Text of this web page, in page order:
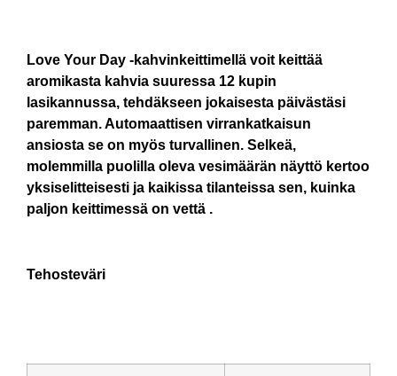
Love Your Day -kahvinkeittimellä voit keittää
aromikasta kahvia suuressa 12 kupin
lasikannussa, tehdäkseen jokaisesta päivästäsi
paremman. Automaattisen virrankatkaisun
ansiosta se on myös turvallinen. Selkeä,
molemmilla puolilla oleva vesimäärän näyttö kertoo
yksiselitteisesti ja kaikissa tilanteissa sen, kuinka
paljon keittimessä on vettä .
Tehosteväri